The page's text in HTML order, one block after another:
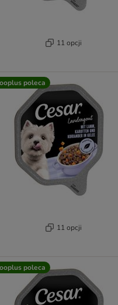
11 opcji
poleca
11 opcji
poleca